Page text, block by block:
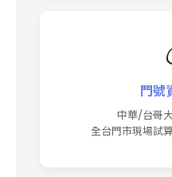
門號
中華/台哥
全台門市現場試